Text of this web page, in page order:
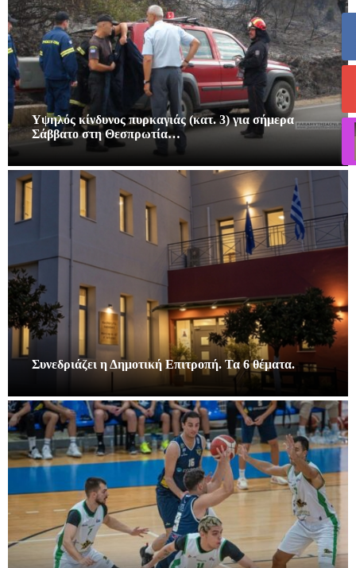
Υψηλός κίνδυνος πυρκαγιάς (κατ. 3) για σήμερα
Σάββατο στη Θεσπρωτία…
Συνεδριάζει η Δημοτική Επιτροπή. Τα 6 θέματα.